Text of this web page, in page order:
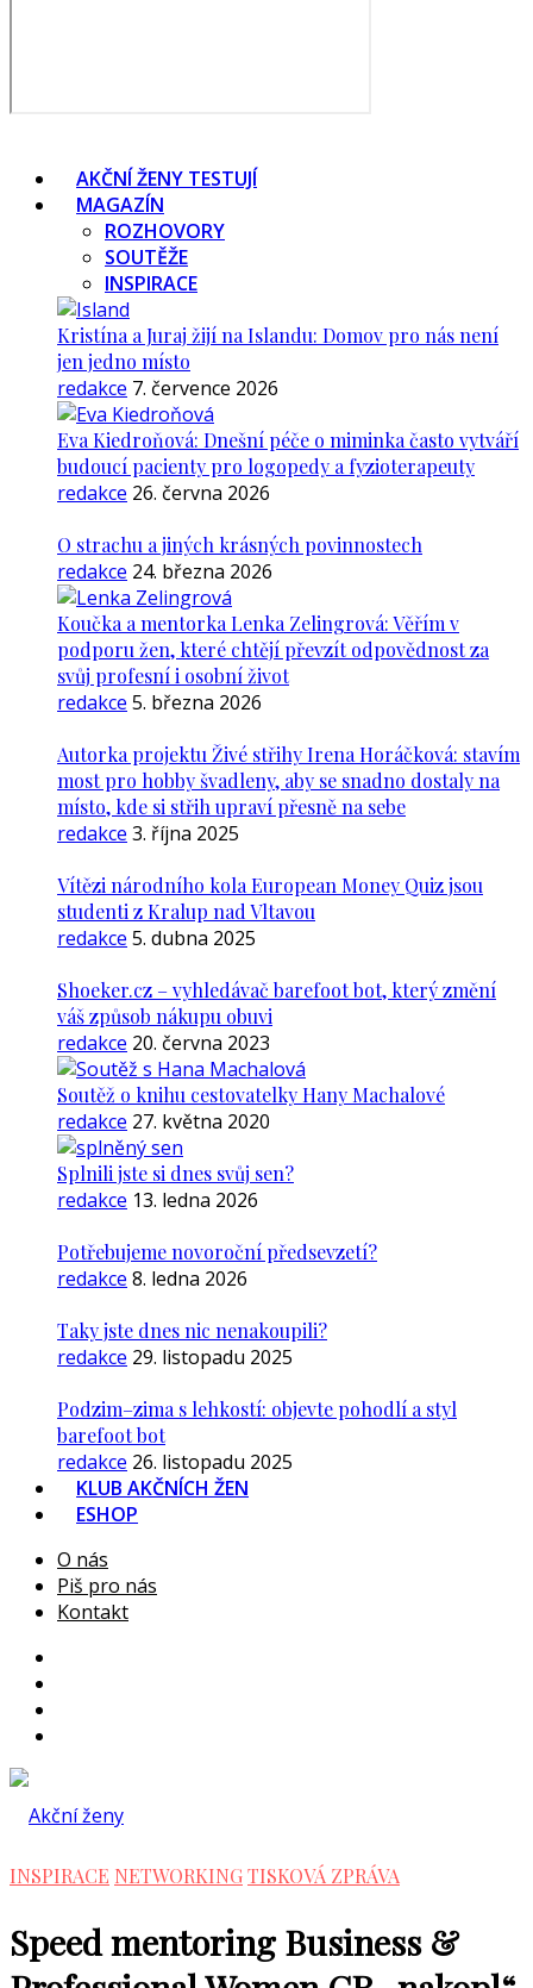
AKČNÍ ŽENY TESTUJÍ
MAGAZÍN
ROZHOVORY
SOUTĚŽE
INSPIRACE
Kristína a Juraj žijí na Islandu: Domov pro nás není
jen jedno místo
redakce 7. července 2026
Eva Kiedroňová: Dnešní péče o miminka často vytváří
budoucí pacienty pro logopedy a fyzioterapeuty
redakce 26. června 2026
O strachu a jiných krásných povinnostech
redakce 24. března 2026
Koučka a mentorka Lenka Zelingrová: Věřím v
podporu žen, které chtějí převzít odpovědnost za
svůj profesní i osobní život
redakce 5. března 2026
Autorka projektu Živé střihy Irena Horáčková: stavím
most pro hobby švadleny, aby se snadno dostaly na
místo, kde si střih upraví přesně na sebe
redakce 3. října 2025
Vítězi národního kola European Money Quiz jsou
studenti z Kralup nad Vltavou
redakce 5. dubna 2025
Shoeker.cz – vyhledávač barefoot bot, který změní
váš způsob nákupu obuvi
redakce 20. června 2023
Soutěž o knihu cestovatelky Hany Machalové
redakce 27. května 2020
Splnili jste si dnes svůj sen?
redakce 13. ledna 2026
Potřebujeme novoroční předsevzetí?
redakce 8. ledna 2026
Taky jste dnes nic nenakoupili?
redakce 29. listopadu 2025
Podzim–zima s lehkostí: objevte pohodlí a styl
barefoot bot
redakce 26. listopadu 2025
KLUB AKČNÍCH ŽEN
ESHOP
O nás
Piš pro nás
Kontakt
INSPIRACE NETWORKINGTISKOVÁ ZPRÁVA
Speed mentoring Business &